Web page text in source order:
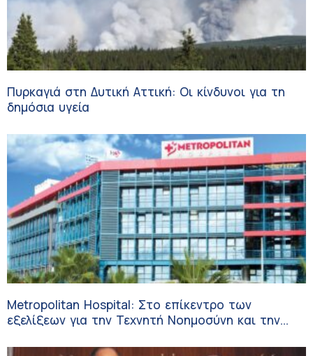
Πυρκαγιά στη Δυτική Αττική: Οι κίνδυνοι για τη
δημόσια υγεία
Metropolitan Hospital: Στο επίκεντρο των
εξελίξεων για την Τεχνητή Νοημοσύνη και την